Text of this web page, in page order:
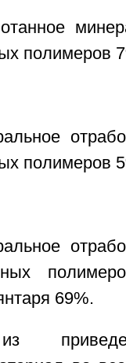
полимеров
полимеров
69%.